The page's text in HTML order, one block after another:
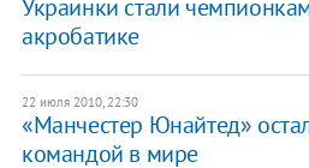
Украинки стали
акробатике
22 июля 2010, 22:30
«Манчестер Юнайтед»
командой в мире